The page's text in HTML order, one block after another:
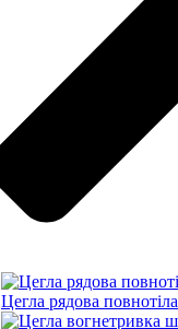
Цегла рядова повнотіла